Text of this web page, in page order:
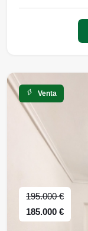
Venta
195.000 €
185.000 €